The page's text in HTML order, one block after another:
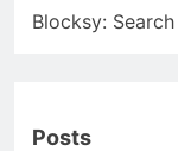
Blocksy:
Posts